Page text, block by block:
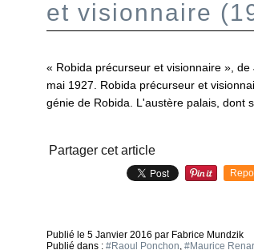
et visionnaire
« Robida précurseur et visionnaire »,
mai 1927. Robida précurseur et
génie de Robida. L'austère palais, dont
Partager cet article
Publié le 5 Janvier 2016 par Fabrice Mundzik
Publié dans : #Raoul Ponchon, #Maurice